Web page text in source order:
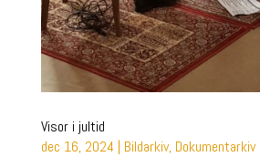
Visor i jultid
dec 16, 2024 | Bildarkiv, Dokumentarkiv